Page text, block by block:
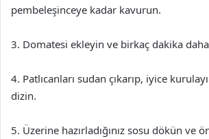
pembeleşinceye kadar kavurun.
3. Domatesi ekleyin ve birkaç dakika
4. Patlıcanları sudan çıkarıp, iyice
dizin.
5. Üzerine hazırladığınız sosu dökün ve